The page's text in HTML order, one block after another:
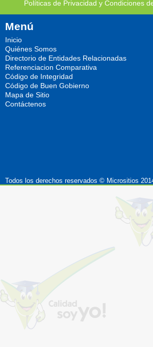
Políticas de Privacidad y Condiciones
Menú
Inicio
Quiénes Somos
Directorio de Entidades Relacionadas
Referenciacion Comparativa
Código de Integridad
Código de Buen Gobierno
Mapa de Sitio
Contáctenos
Todos los derechos reservados © Micrositios